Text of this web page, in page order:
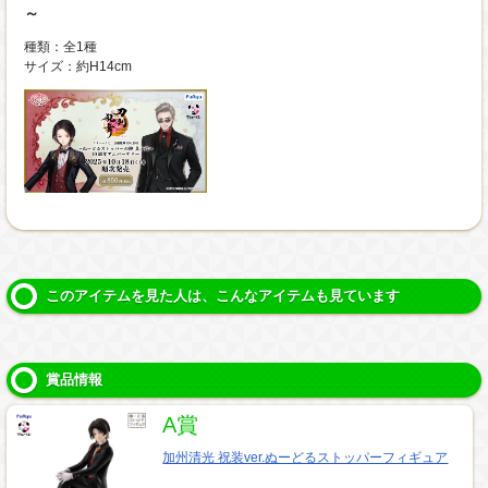
～
種類：全1種
サイズ：約H14cm
このアイテムを見た人は、こんなアイテムも見ています
賞品情報
A賞
加州清光 祝装ver.ぬーどるストッパーフィギュア